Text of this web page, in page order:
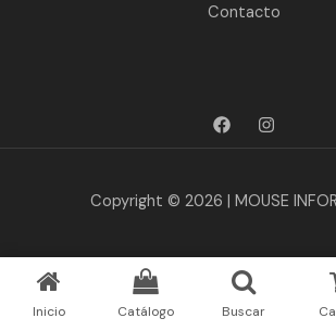
Contacto
Copyright © 2026 | MOUSE
Inicio Catálogo Buscar